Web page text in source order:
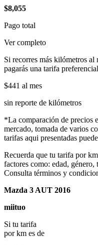
$8,055
Pago total
Ver completo
Si recorres más kilómetros al
pagarás una tarifa
$441 al mes
sin reporte de kilómetros
*La comparación de precios
mercado, tomada de varios
tarifas aqui presentadas
Recuerda que tu tarifa por
factores como: edad,
Consulta términos y
Mazda 3 AUT 2016
miituo
Si tu tarifa
por km es de